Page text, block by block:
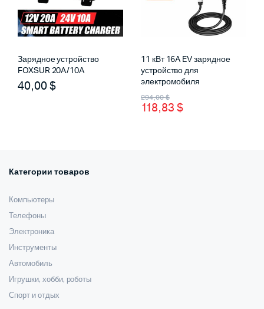
Зарядное устройство
FOXSUR 20A/10A
40,00$
11 кВт 16A EV зарядное
устройство для
электромобиля
294,00$
Первоначальная
цена
118,83$
Текущая
цена:
Категории товаров
Компьютеры
Телефоны
Электроника
Инструменты
Автомобиль
Игрушки, хобби, роботы
Спорт и отдых